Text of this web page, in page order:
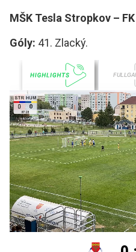
MŠK Tesla Stropkov –
Góly: 41. Zlacký.